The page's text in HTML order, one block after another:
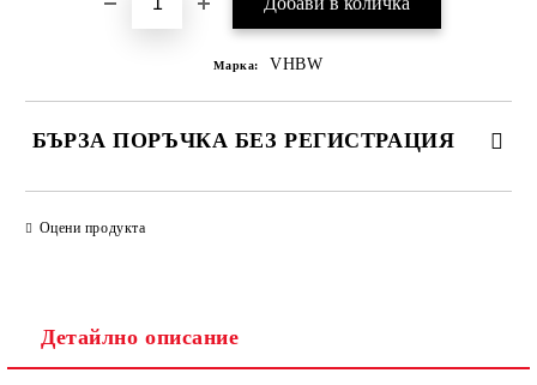
Марка: VHBW
БЪРЗА ПОРЪЧКА БЕЗ РЕГИСТРАЦИЯ
Съгласен съм с
Ние ще се свържем с вас в рамките на работния ден.
Оцени продукта
Детайлно описание